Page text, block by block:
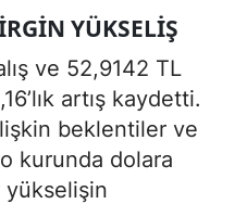
YÜKSELIŞ
ve 52,9142 TL
artış kaydetti.
beklentiler ve
kurunda dolara
yükselişin